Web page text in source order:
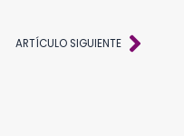
ARTÍCULO SIGUIENTE